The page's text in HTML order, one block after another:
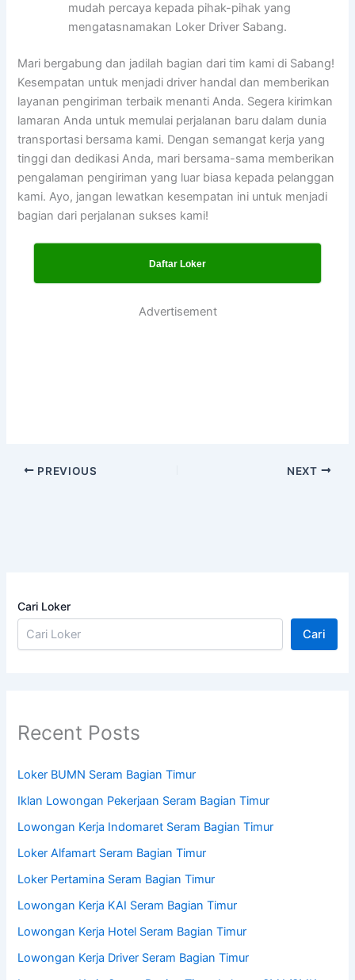
mudah percaya kepada pihak-pihak yang
mengatasnamakan Loker Driver Sabang.
Mari bergabung dan jadilah bagian dari tim kami di Sabang!
Kesempatan untuk menjadi driver handal dan memberikan
layanan pengiriman terbaik menanti Anda. Segera kirimkan
lamaran Anda untuk memulai perjalanan baru dalam dunia
transportasi bersama kami. Dengan semangat kerja yang
tinggi dan dedikasi Anda, mari bersama-sama memberikan
pengalaman pengiriman yang luar biasa kepada pelanggan
kami. Ayo, jangan lewatkan kesempatan ini untuk menjadi
bagian dari perjalanan sukses kami!
Daftar Loker
Advertisement
PREVIOUS NEXT
Cari Loker
Cari
Recent Posts
Loker BUMN Seram Bagian Timur
Iklan Lowongan Pekerjaan Seram Bagian Timur
Lowongan Kerja Indomaret Seram Bagian Timur
Loker Alfamart Seram Bagian Timur
Loker Pertamina Seram Bagian Timur
Lowongan Kerja KAI Seram Bagian Timur
Lowongan Kerja Hotel Seram Bagian Timur
Lowongan Kerja Driver Seram Bagian Timur